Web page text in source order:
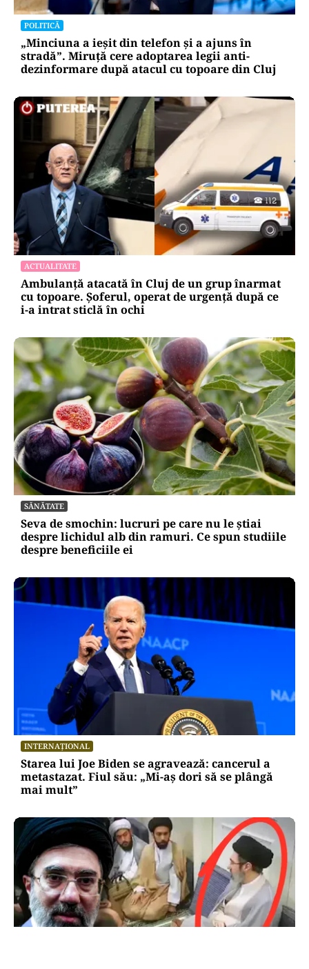
POLITICĂ
„Minciuna a ieșit din telefon și a ajuns în
stradă”. Miruță cere adoptarea legii anti-
dezinformare după atacul cu topoare din Cluj
ACTUALITATE
Ambulanță atacată în Cluj de un grup înarmat
cu topoare. Șoferul, operat de urgență după ce
i-a intrat sticlă în ochi
SĂNĂTATE
Seva de smochin: lucruri pe care nu le știai
despre lichidul alb din ramuri. Ce spun studiile
despre beneficiile ei
INTERNAȚIONAL
Starea lui Joe Biden se agravează: cancerul a
metastazat. Fiul său: „Mi-aș dori să se plângă
mai mult”